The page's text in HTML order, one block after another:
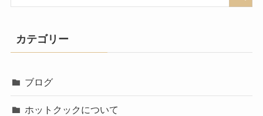
カテゴリー
ブログ
ホットクックについて